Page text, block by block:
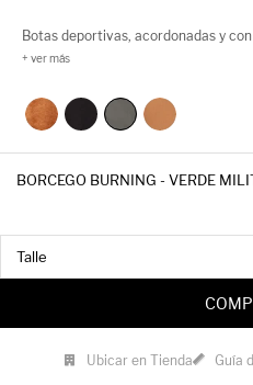
Botas deportivas, acordonadas y
4,5cm de alto. Súper cómodas y
BORCEGO BURNING - VERDE
Ubicar en Tienda Guía